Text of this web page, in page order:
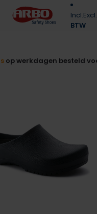
Incl.Excl.
BTW
besteld voor 16:00u